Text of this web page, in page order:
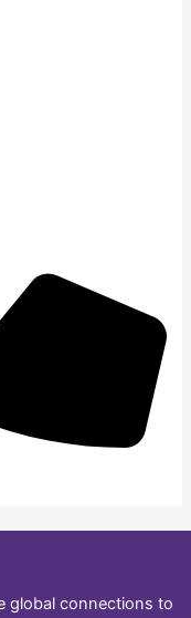
global connections to